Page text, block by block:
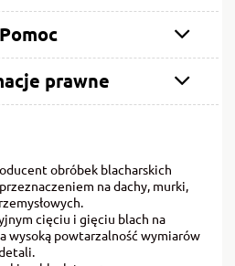
Pomoc
prawne
obróbek blacharskich
na dachy, murki,
cięciu i gięciu blach na
wysoką powtarzalność wymiarów